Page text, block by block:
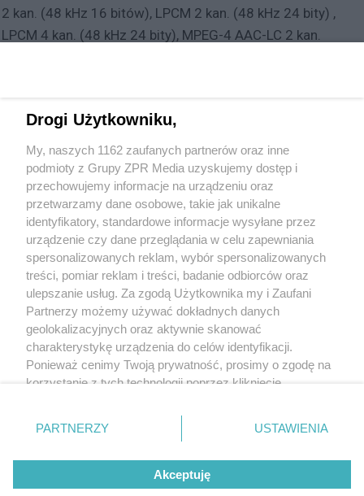
2 kan. (48 kHz 16 bitów), LPCM 2 kan. (48 kHz 24 bity) ,
LPCM 4 kan. (48 kHz 24 bity), MPEG-4 AAC-LC 2 kan.
100 Mb/s)
XAVC S 4K: 3840 × 2160 (4:2:2, 10 bitów, PAL)
(w przybliżeniu): 100p (280 Mb/s), 50p (200 Mb/s), 25p
(140 Mb/s)
XAVC S HD: 1920 × 1080 (4:2:2, 10 bitów, PAL)
(w przybliżeniu): 50p (50 Mb/s), 25p (50 Mb/s)
03-994 Warszawa
sprzettv@grupazpr.pl
+48 781 818
293
Drogi Użytkowniku,
My, naszych 1162 zaufanych partnerów oraz inne
podmioty z Grupy ZPR Media uzyskujemy dostęp i
przechowujemy informacje na urządzeniu oraz
przetwarzamy dane osobowe, takie jak unikalne
identyfikatory, standardowe informacje wysyłane przez
urządzenie czy dane przeglądania w celu zapewniania
spersonalizowanych reklam, wybór spersonalizowanych
treści, pomiar reklam i treści, badanie odbiorców oraz
ulepszanie usług. Za zgodą Użytkownika my i Zaufani
Partnerzy możemy używać dokładnych danych
geolokalizacyjnych oraz aktywnie skanować
charakterystykę urządzenia do celów identyfikacji.
Ponieważ cenimy Twoją prywatność, prosimy o zgodę na
korzystanie z tych technologii poprzez kliknięcie
zmienić/wycofać klikając przycisk ustawień prywatności
znajdujący się w lewym dolnym rogu strony
rodzaje przetwarzania danych nie wymagają zgody
użytkownika, ale masz prawo sprzeciwić się takiemu
przetwarzaniu. Preferencje będą miały zastosowanie tylko
PARTNERZY USTAWIENIA
Akceptuję